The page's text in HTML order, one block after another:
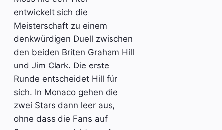
entwickelt sich die
Meisterschaft zu einem
denkwürdigen Duell zwischen
den beiden Briten Graham Hill
und Jim Clark. Die erste
Runde entscheidet Hill für
sich. In Monaco gehen die
zwei Stars dann leer aus,
ohne dass die Fans auf